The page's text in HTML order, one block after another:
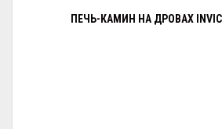
ПЕЧЬ-КАМИН НА ДРОВАХ